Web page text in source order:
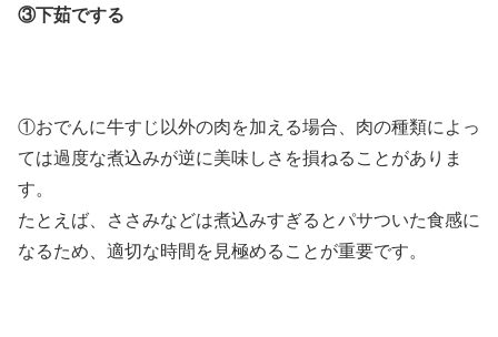
③下茹でする
①おでんに牛すじ以外の肉を加える場合、肉の種類によっ
ては過度な煮込みが逆に美味しさを損ねることがありま
す。
たとえば、ささみなどは煮込みすぎるとパサついた食感に
なるため、適切な時間を見極めることが重要です。